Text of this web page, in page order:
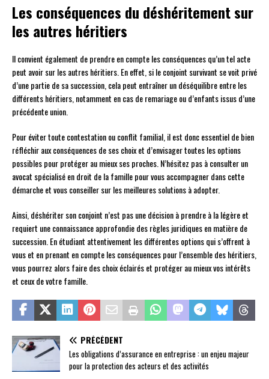
Les conséquences du déshéritement sur
les autres héritiers
Il convient également de prendre en compte les conséquences qu’un tel acte
peut avoir sur les autres héritiers. En effet, si le conjoint survivant se voit privé
d’une partie de sa succession, cela peut entraîner un déséquilibre entre les
différents héritiers, notamment en cas de remariage ou d’enfants issus d’une
précédente union.
Pour éviter toute contestation ou conflit familial, il est donc essentiel de bien
réfléchir aux conséquences de ses choix et d’envisager toutes les options
possibles pour protéger au mieux ses proches. N’hésitez pas à consulter un
avocat spécialisé en droit de la famille pour vous accompagner dans cette
démarche et vous conseiller sur les meilleures solutions à adopter.
Ainsi, déshériter son conjoint n’est pas une décision à prendre à la légère et
requiert une connaissance approfondie des règles juridiques en matière de
succession. En étudiant attentivement les différentes options qui s’offrent à
vous et en prenant en compte les conséquences pour l’ensemble des héritiers,
vous pourrez alors faire des choix éclairés et protéger au mieux vos intérêts
et ceux de votre famille.
PRÉCÉDENT
Les obligations d’assurance en entreprise : un enjeu majeur
pour la protection des acteurs et des activités